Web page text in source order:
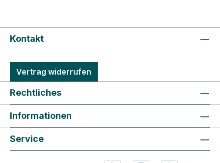
Kontakt
Vertrag widerrufen
Rechtliches
Informationen
Service